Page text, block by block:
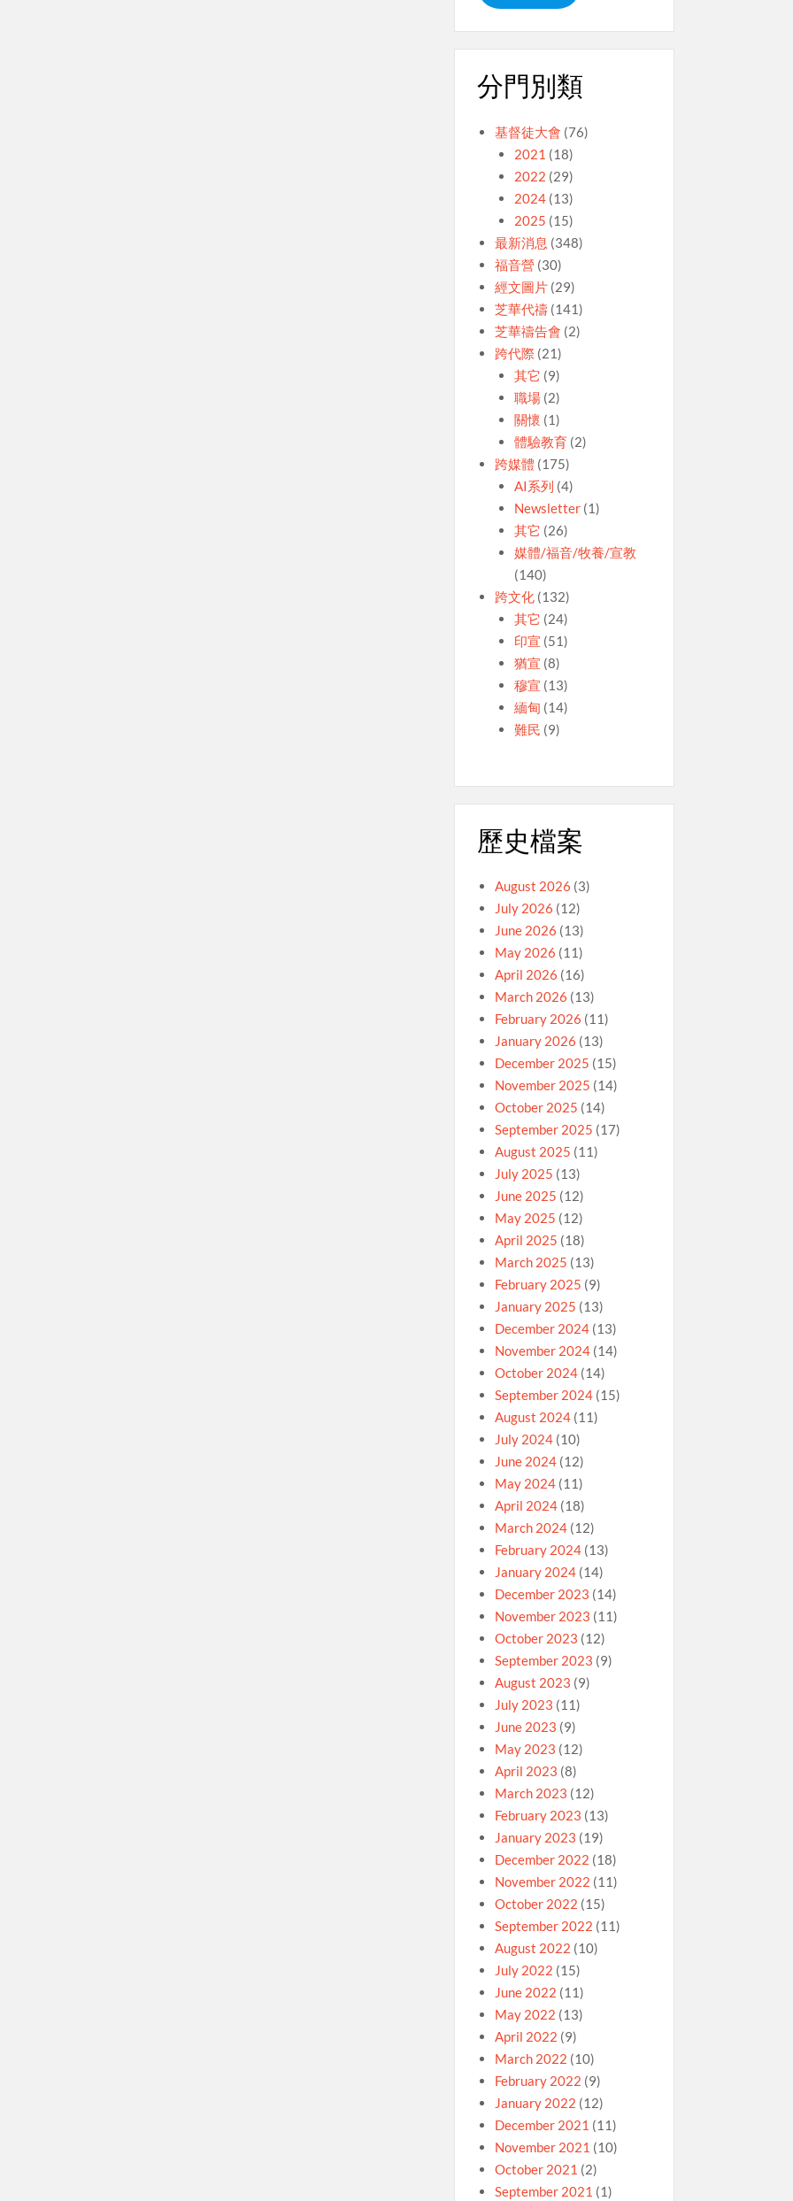
分門別類
基督徒大會 (76)
2021 (18)
2022 (29)
2024 (13)
2025 (15)
最新消息 (348)
福音營(30)
經文圖片(29)
芝華代禱(141)
芝華禱告會 (2)
跨代際(21)
其它 (9)
職場 (2)
關懷 (1)
體驗教育 (2)
跨媒體 (175)
AI系列 (4)
Newsletter (1)
其它 (26)
媒體/福音/牧養/宣教
(140)
跨文化 (132)
其它 (24)
印宣 (51)
猶宣 (8)
穆宣 (13)
緬甸 (14)
難民 (9)
歷史檔案
August 2026 (3)
July 2026 (12)
June 2026 (13)
May 2026 (11)
April 2026 (16)
March 2026 (13)
February 2026 (11)
January 2026 (13)
December 2025 (15)
November 2025 (14)
October 2025 (14)
September 2025 (17)
August 2025 (11)
July 2025 (13)
June 2025 (12)
May 2025 (12)
April 2025 (18)
March 2025 (13)
February 2025 (9)
January 2025 (13)
December 2024(13)
November 2024(14)
October 2024(14)
September 2024(15)
August 2024(11)
July 2024(10)
June 2024(12)
May 2024(11)
April 2024(18)
March 2024(12)
February 2024(13)
January 2024(14)
December 2023 (14)
November 2023 (11)
October 2023 (12)
September 2023 (9)
August 2023 (9)
July 2023 (11)
June 2023 (9)
May 2023 (12)
April 2023 (8)
March 2023 (12)
February 2023 (13)
January 2023 (19)
December 2022 (18)
November 2022 (11)
October 2022 (15)
September 2022 (11)
August 2022 (10)
July 2022 (15)
June 2022 (11)
May 2022 (13)
April 2022 (9)
March 2022 (10)
February 2022 (9)
January 2022 (12)
December 2021 (11)
November 2021 (10)
October 2021 (2)
September 2021 (1)